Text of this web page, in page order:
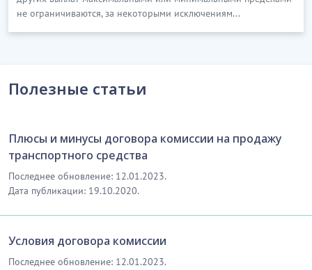
не ограничиваются, за некоторыми исключениям...
Полезные статьи
Плюсы и минусы договора комиссии на продажу
транспортного средства
Последнее обновление: 12.01.2023.
Дата публикации: 19.10.2020.
Условия договора комиссии
Последнее обновление: 12.01.2023.